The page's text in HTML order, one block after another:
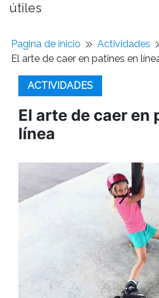
útiles
Pagina de inicio
Actividades
El arte de caer en patines en
ACTIVIDADES
El arte de caer en
línea